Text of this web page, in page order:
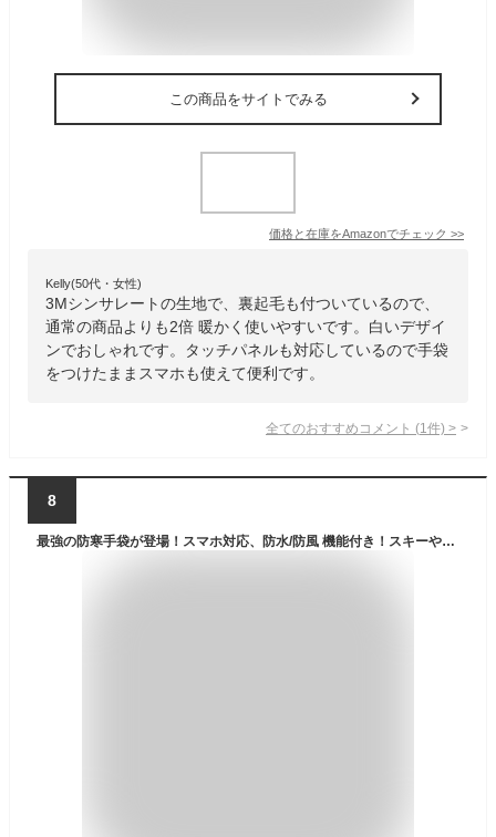
この商品をサイトでみる
価格と在庫をAmazonでチェック >>
Kelly(50代・女性)
3Mシンサレートの生地で、裏起毛も付ついているので、
通常の商品よりも2倍 暖かく使いやすいです。白いデザイ
ンでおしゃれです。タッチパネルも対応しているので手袋
をつけたままスマホも使えて便利です。
全てのおすすめコメント (1 件) >
8
最強の防寒手袋が登場！スマホ対応、防水/防風 機能付き！スキーや登山、バイクや自転車などウィンタースポーツでも使える防寒 グローブ メンズ 男性用 [ LAD WEATHER ラドウェザー ] 滑り止め 透湿性 反射ロゴ タッチパネル対応